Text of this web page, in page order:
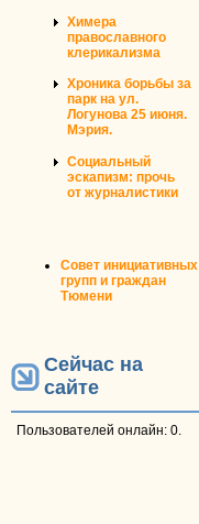
Химера
православного
клерикализма
Хроника борьбы за
парк на ул.
Логунова 25 июня.
Мэрия.
Социальный
эскапизм: прочь
от журналистики
Совет инициативных
групп и граждан
Тюмени
Сейчас на
сайте
Пользователей онлайн: 0.